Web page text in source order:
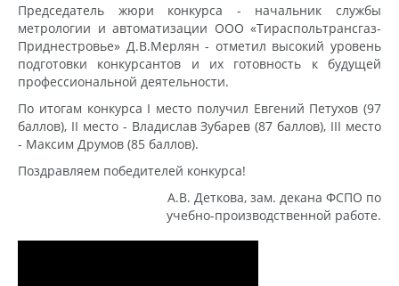
Председатель жюри конкурса - начальник службы
метрологии и автоматизации ООО «Тираспольтрансгаз-
Приднестровье» Д.В.Мерлян - отметил высокий уровень
подготовки конкурсантов и их готовность к будущей
профессиональной деятельности.
По итогам конкурса I место получил Евгений Петухов (97
баллов), II место - Владислав Зубарев (87 баллов), III место
- Максим Друмов (85 баллов).
Поздравляем победителей конкурса!
А.В. Деткова, зам. декана ФСПО по
учебно-производственной работе.